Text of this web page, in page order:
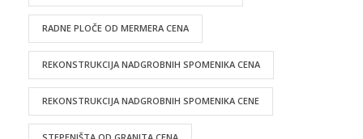
RADNE PLOČE OD MERMERA CENA
REKONSTRUKCIJA NADGROBNIH SPOMENIKA CENA
REKONSTRUKCIJA NADGROBNIH SPOMENIKA CENE